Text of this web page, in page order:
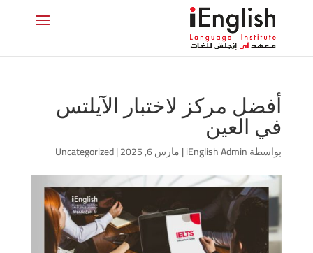
أفضل مركز لاختبار الآيلتس
في العين
بواسطةiEnglish Admin
|مارس 6, 2025 |
Uncategorized